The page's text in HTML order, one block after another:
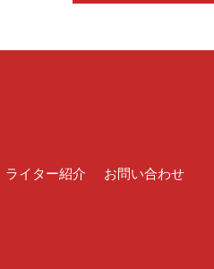
ライター紹介 お問い合わせ